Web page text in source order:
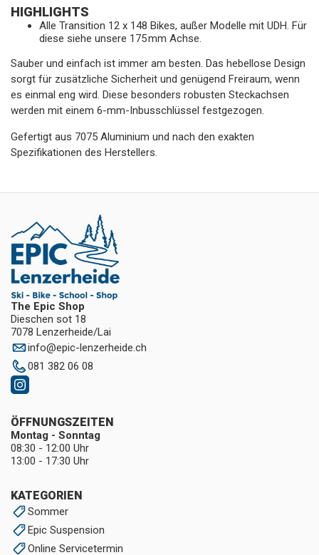
HIGHLIGHTS
Alle Transition 12 x 148 Bikes, außer Modelle mit UDH. Für
diese siehe unsere 175 mm Achse.
Sauber und einfach ist immer am besten. Das hebellose Design
sorgt für zusätzliche Sicherheit und genügend Freiraum, wenn
es einmal eng wird. Diese besonders robusten Steckachsen
werden mit einem 6-mm-Inbusschlüssel festgezogen.
Gefertigt aus 7075 Aluminium und nach den exakten
Spezifikationen des Herstellers.
The Epic Shop
Dieschen sot 18
7078 Lenzerheide/Lai
info@epic-lenzerheide.ch
081 382 06 08
KATEGORIEN
Sommer
Epic Suspension
Online Servicetermin
ÖFFNUNGSZEITEN
Montag - Sonntag
08:30 - 12:00 Uhr
13:00 - 17:30 Uhr